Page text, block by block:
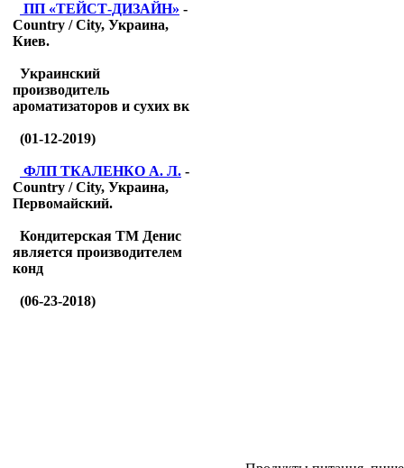
ПП «ТЕЙСТ-ДИЗАЙН» -
Country / City, Украина,
Киев.
Украинский
производитель
ароматизаторов и сухих вк
(01-12-2019)
ФЛП ТКАЛЕНКО А. Л. -
Country / City, Украина,
Первомайский.
Кондитерская ТМ Денис
является производителем
конд
(06-23-2018)